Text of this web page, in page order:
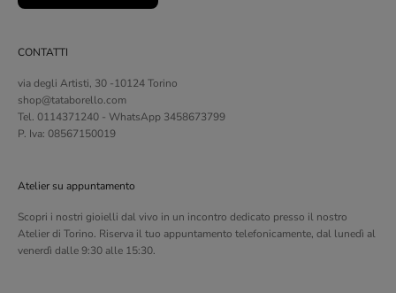
CONTATTI
via degli Artisti, 30 -10124 Torino
shop@tataborello.com
Tel. 0114371240 - WhatsApp 3458673799
P. Iva: 08567150019
Atelier su appuntamento
Scopri i nostri gioielli dal vivo in un incontro dedicato presso il nostro
Atelier di Torino. Riserva il tuo appuntamento telefonicamente, dal lunedì al
venerdì dalle 9:30 alle 15:30.